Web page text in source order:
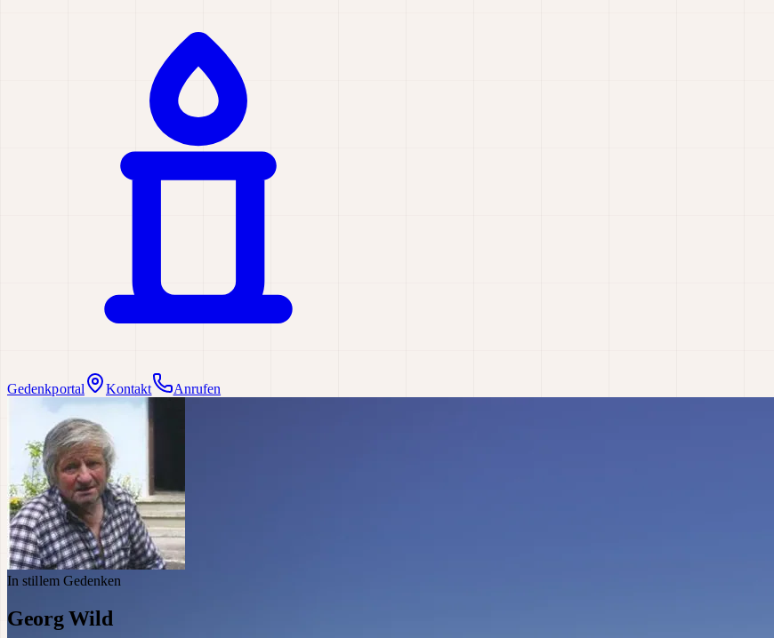
Gedenkportal Kontakt Anrufen
In stillem Gedenken
Georg Wild